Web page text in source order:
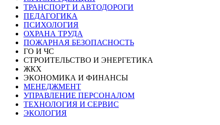
ТРАНСПОРТ И АВТОДОРОГИ
ПЕДАГОГИКА
ПСИХОЛОГИЯ
ОХРАНА ТРУДА
ПОЖАРНАЯ БЕЗОПАСНОСТЬ
ГО И ЧС
СТРОИТЕЛЬСТВО И ЭНЕРГЕТИКА
ЖКХ
ЭКОНОМИКА И ФИНАНСЫ
МЕНЕДЖМЕНТ
УПРАВЛЕНИЕ ПЕРСОНАЛОМ
ТЕХНОЛОГИЯ И СЕРВИС
ЭКОЛОГИЯ